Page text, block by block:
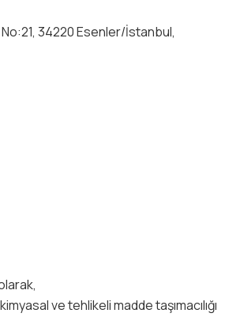
34220 Esenler/İstanbul,
ve tehlikeli madde taşımacılığı